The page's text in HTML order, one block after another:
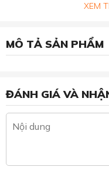
XEM
MÔ TẢ SẢN PHẨM
ĐÁNH GIÁ VÀ